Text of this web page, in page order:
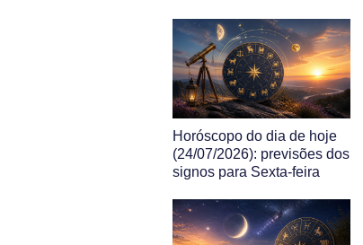
Horóscopo do dia de hoje
(24/07/2026): previsões dos
signos para Sexta-feira